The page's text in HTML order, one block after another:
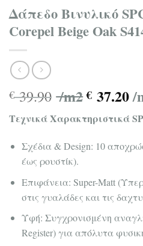
Δάπεδο Βινυλικό
Corepel Βeige Oak
€39.90 /m2 € 37.20/
Τεχνικά Χαρακτηριστικά
Σχέδια & Design: 10
έως ρουστίκ).
Επιφάνεια: Super-Matt
στις γυαλάδες και τις
Υφή: Συγχρονισμένη
Register) για απόλυτα